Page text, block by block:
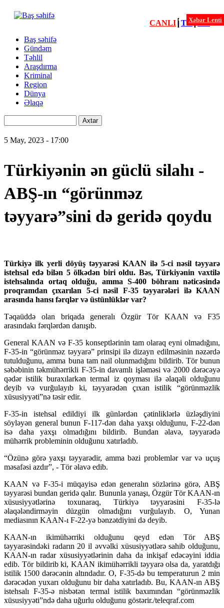
Xəbərlər
Xəbər Lenti
CANLI ┃ TV┃FM
Menu
second
Baş səhifə
Gündəm
Təhlil
Araşdırma
Kriminal
Region
Dünya
Əlaqə
5 May, 2023 - 17:00
Türkiyənin ən güclü silahı -
ABŞ-ın “görünməz
təyyarə”sini də geridə qoydu
Türkiyə ilk yerli döyüş təyyarəsi KAAN ilə 5-ci nəsil təyyarə
istehsal edə bilən 5 ölkədən biri oldu. Bəs, Türkiyənin vaxtilə
istehsalında ortaq olduğu, amma S-400 böhranı nəticəsində
proqramdan çıxarılan 5-ci nəsil F-35 təyyarələri ilə KAAN
arasında hansı fərqlər və üstünlüklər var?
Təqaüddə olan briqada generalı Özgür Tör KAAN və F35
arasındakı fərqlərdən danışıb.
General KAAN və F-35 konseptlərinin tam olaraq eyni olmadığını,
F-35-in “görünməz təyyarə” prinsipi ilə dizayn edilməsinin nəzərdə
tutulduğunu, amma buna tam nail olunmadığını bildirib. Tör bunun
səbəbinin təkmühərrikli F-35-in davamlı işləməsi və 2000 dərəcəyə
qədər istilik buraxılarkən termal iz qoyması ilə əlaqəli olduğunu
deyib və vurğulayıb ki, təyyarədən çıxan istilik “görünməzlik
xüsusiyyəti”nə təsir edir.
F-35-in istehsal edildiyi ilk günlərdən çətinliklərlə üzləşdiyini
söyləyən general bunun F-117-dən daha yaxşı olduğunu, F-22-dən
isə daha yaxşı olmadığını bildirib. Bundan əlavə, təyyarədə
mühərrik probleminin olduğunu xatırladıb.
“Özünə görə yaxşı təyyarədir, amma bəzi problemlər var və uçuş
məsafəsi azdır”, - Tör əlavə edib.
KAAN və F-35-i müqayisə edən generalın sözlərinə görə, ABŞ
təyyarəsi bundan geridə qalır. Bununla yanaşı, Özgür Tör KAAN-ın
xüsusiyyətlərinə toxunaraq, Türkiyə təyyarəsini F-35-lə
əlaqələndirməyin düzgün olmadığını vurğulayıb. O, Yunan
mediasının KAAN-ı F-22-yə bənzətdiyini də deyib.
KAAN-ın ikimühərriki olduğunu qeyd edən Tör ABŞ
təyyarəsindəki radarın 20 il əvvəlki xüsusiyyətlərə sahib olduğunu,
KAAN-ın radar xüsusiyyətlərinin daha da inkişaf edəcəyini iddia
edib. Tör bildirib ki, KAAN ikimühərrikli təyyarə olsa da, yaratdığı
istilik 1500 dərəcənin altındadır. O, F-35-də bu temperaturun 2 min
dərəcədən yuxarı olduğunu bir daha xatırladıb. Bu, KAAN-ın ABŞ
istehsalı F-35-ə nisbətən termal istilik baxımından “görünməzlik
xüsusiyyəti”ndə daha uğurlu olduğunu göstərir./teleqraf.com